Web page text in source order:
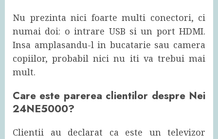
Nu prezinta nici foarte multi conectori, ci
numai doi: o intrare USB si un port HDMI.
Insa amplasandu-l in bucatarie sau camera
copiilor, probabil nici nu iti va trebui mai
mult.
Care este parerea clientilor despre Nei
24NE5000?
Clientii au declarat ca este un televizor